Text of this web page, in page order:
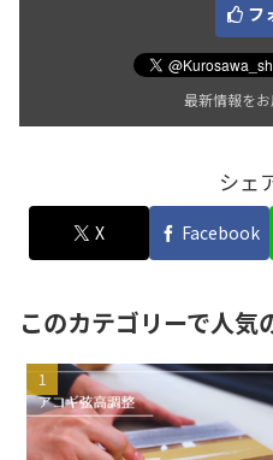
フ
最新情報をお
シェ
X Facebook
このカテゴリーで人気